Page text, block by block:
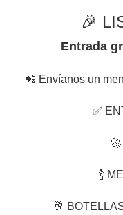
🎉
Entrada
📲 Envíanos un
✅
🍾
🥂